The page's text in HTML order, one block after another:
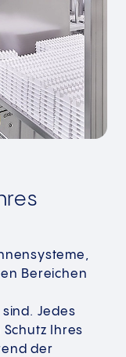
Bereichen
Jedes
Ihres
der